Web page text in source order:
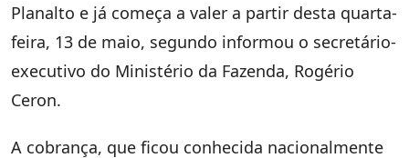
Planalto e já começa a valer a partir desta quarta-
feira, 13 de maio, segundo informou o secretário-
executivo do Ministério da Fazenda, Rogério
Ceron.
A cobrança, que ficou conhecida nacionalmente